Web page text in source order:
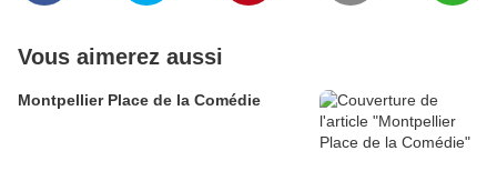
Vous aimerez aussi
Montpellier Place de la Comédie